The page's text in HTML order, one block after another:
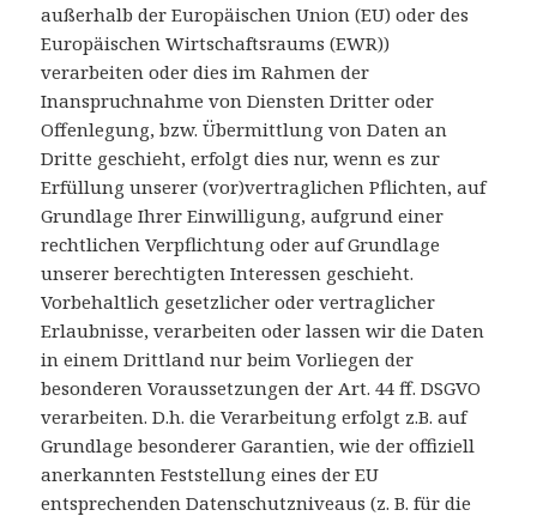
außerhalb der Europäischen Union (EU) oder des
Europäischen Wirtschaftsraums (EWR))
verarbeiten oder dies im Rahmen der
Inanspruchnahme von Diensten Dritter oder
Offenlegung, bzw. Übermittlung von Daten an
Dritte geschieht, erfolgt dies nur, wenn es zur
Erfüllung unserer (vor)vertraglichen Pflichten, auf
Grundlage Ihrer Einwilligung, aufgrund einer
rechtlichen Verpflichtung oder auf Grundlage
unserer berechtigten Interessen geschieht.
Vorbehaltlich gesetzlicher oder vertraglicher
Erlaubnisse, verarbeiten oder lassen wir die Daten
in einem Drittland nur beim Vorliegen der
besonderen Voraussetzungen der Art. 44 ff. DSGVO
verarbeiten. D.h. die Verarbeitung erfolgt z.B. auf
Grundlage besonderer Garantien, wie der offiziell
anerkannten Feststellung eines der EU
entsprechenden Datenschutzniveaus (z. B. für die